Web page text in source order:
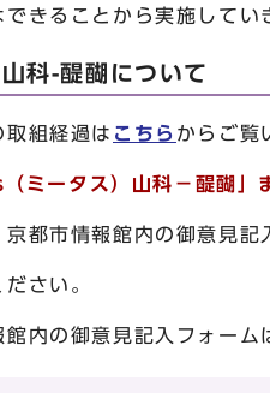
きることから実施してい
科-醍醐について
取組経過は こちら からご覧
ミータス）山科－醍醐」
京都市情報館内の御意見
さい。
館内の御意見記入フォーム